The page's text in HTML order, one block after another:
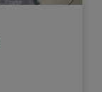
Weiter